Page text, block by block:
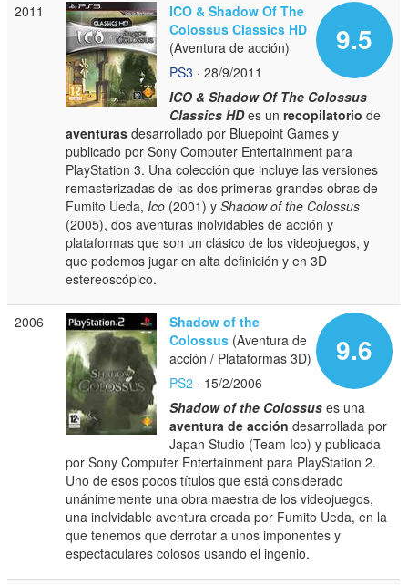
2011
9.5
ICO & Shadow Of The
Colossus Classics HD
(Aventura de acción)
PS3 · 28/9/2011
ICO & Shadow Of The Colossus
Classics HDes unrecopilatorio de
aventuras desarrollado por Bluepoint Games y
publicado por Sony Computer Entertainment para
PlayStation 3. Una colección que incluye las versiones
remasterizadas de las dos primeras grandes obras de
Fumito Ueda, Ico (2001) yShadow of the Colossus
(2005), dos aventuras inolvidables de acción y
plataformas que son un clásico de los videojuegos, y
que podemos jugar en alta definición y en 3D
estereoscópico.
2006
9.6
Shadow of the
Colossus (Aventura de
acción / Plataformas 3D)
PS2 · 15/2/2006
Shadow of the Colossus es una
aventura de acción desarrollada por
Japan Studio (Team Ico) y publicada
por Sony Computer Entertainment para PlayStation 2.
Uno de esos pocos títulos que está considerado
unánimemente una obra maestra de los videojuegos,
una inolvidable aventura creada por Fumito Ueda, en la
que tenemos que derrotar a unos imponentes y
espectaculares colosos usando el ingenio.